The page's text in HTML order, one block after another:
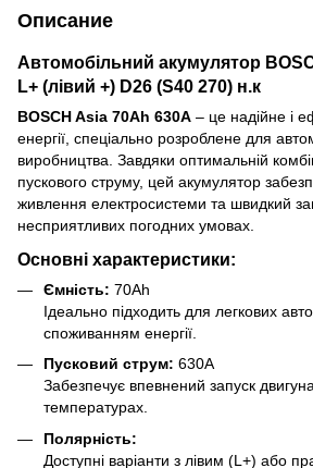
Описание
Автомобільний акумулятор
L+ (лівий +) D26 (S40 270) н.к
BOSCH Asia 70Ah 630A – це надійне і
енергії, спеціально розроблене для
виробництва. Завдяки оптимальній
пускового струму, цей акумулятор
живлення електросистеми та швидкий
несприятливих погодних умовах.
Основні характеристики:
Ємність: 70Ah
Ідеально підходить для легкових
споживанням енергії.
Пусковий струм: 630A
Забезпечує впевнений запуск
температурах.
Полярність:
Доступні варіанти з лівим (L+) або